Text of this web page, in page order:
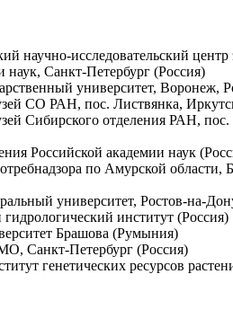
научно-исследовательский центр
наук, Санкт-Петербург (Россия)
университет, Воронеж,
СО РАН, пос. Листвянка,
Сибирского отделения РАН, пос.
Российской академии наук
по Амурской области,
университет, Ростов-на-
гидрологический институт (Россия)
Брашова (Румыния)
Санкт-Петербург (Россия)
генетических ресурсов